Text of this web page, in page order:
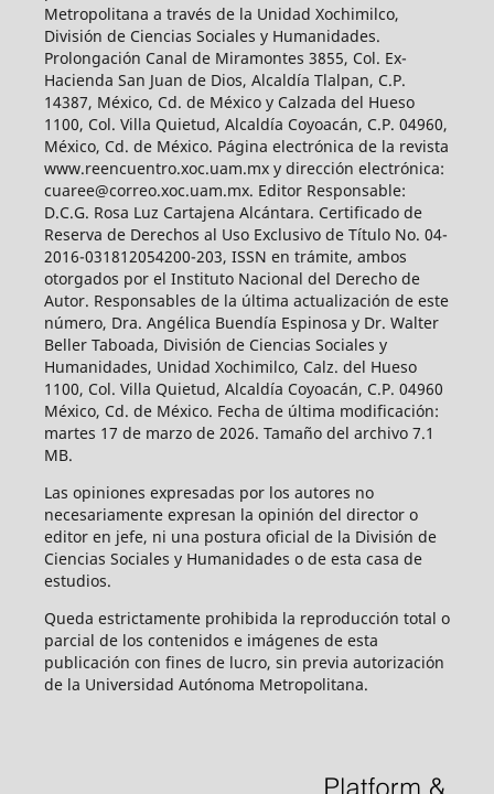
Metropolitana a través de la Unidad Xochimilco,
División de Ciencias Sociales y Humanidades.
Prolongación Canal de Miramontes 3855, Col. Ex-
Hacienda San Juan de Dios, Alcaldía Tlalpan, C.P.
14387, México, Cd. de México y Calzada del Hueso
1100, Col. Villa Quietud, Alcaldía Coyoacán, C.P. 04960,
México, Cd. de México. Página electrónica de la revista
www.reencuentro.xoc.uam.mx y dirección electrónica:
cuaree@correo.xoc.uam.mx. Editor Responsable:
D.C.G. Rosa Luz Cartajena Alcántara. Certificado de
Reserva de Derechos al Uso Exclusivo de Título No. 04-
2016-031812054200-203, ISSN en trámite, ambos
otorgados por el Instituto Nacional del Derecho de
Autor. Responsables de la última actualización de este
número, Dra. Angélica Buendía Espinosa y Dr. Walter
Beller Taboada, División de Ciencias Sociales y
Humanidades, Unidad Xochimilco, Calz. del Hueso
1100, Col. Villa Quietud, Alcaldía Coyoacán, C.P. 04960
México, Cd. de México. Fecha de última modificación:
martes 17 de marzo de 2026. Tamaño del archivo 7.1
MB.
Las opiniones expresadas por los autores no
necesariamente expresan la opinión del director o
editor en jefe, ni una postura oficial de la División de
Ciencias Sociales y Humanidades o de esta casa de
estudios.
Queda estrictamente prohibida la reproducción total o
parcial de los contenidos e imágenes de esta
publicación con fines de lucro, sin previa autorización
de la Universidad Autónoma Metropolitana.